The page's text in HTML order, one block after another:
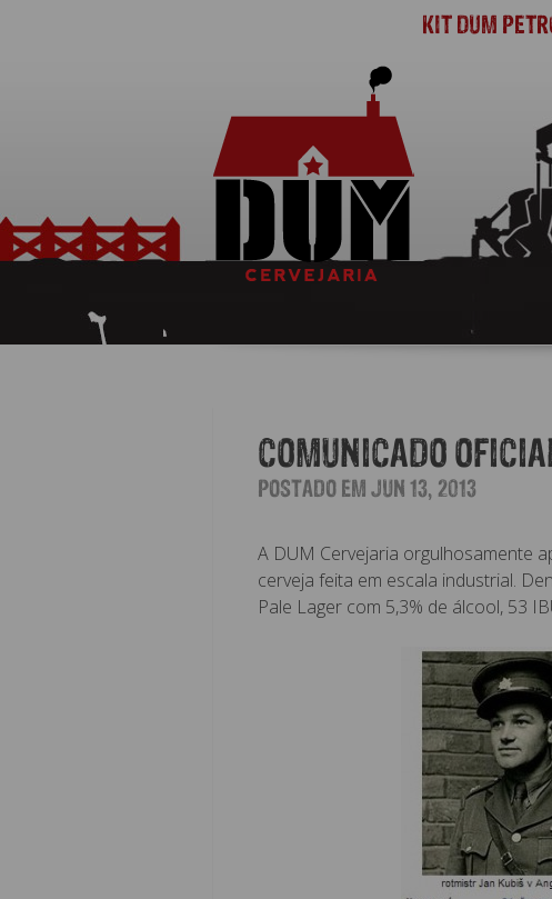
KIT DUM
COMUNICADO
POSTADO EM JUN 13, 2013
A DUM Cervejaria orgulhosamente
cerveja feita em escala industrial.
Pale Lager com 5,3% de álcool, 53